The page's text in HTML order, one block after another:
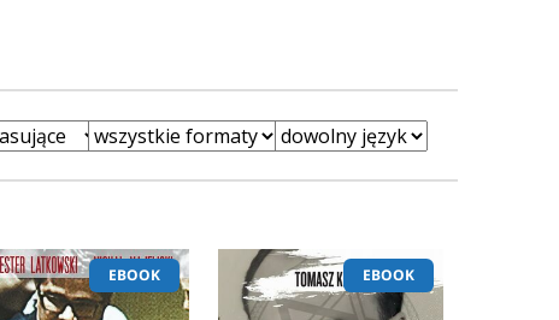
EBOOK EBOOK